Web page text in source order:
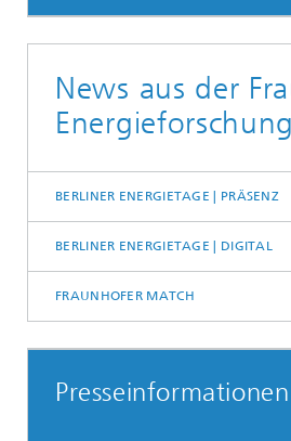
News aus der
Energieforschung
BERLINER ENERGIETAGE | PRÄSENZ
BERLINER ENERGIETAGE | DIGITAL
FRAUNHOFER MATCH
Presseinformationen